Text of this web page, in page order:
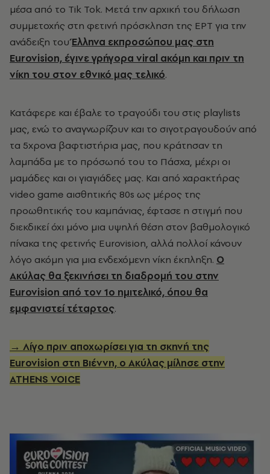
μέσα από το Tik Tok. Μετά την αρχική του δήλωση
συμμετοχής στη φετινή πρόσκληση της ΕΡΤ για την
ανάδειξη τουΈλληνα εκπροσώπου μας στη
Eurovision, έγινε γρήγορα viral ακόμη και πριν τη
νίκη του στον εθνικό μας τελικό.
Κατάφερε και έβαλε το τραγούδι του στις playlists
μας, ενώ το αναγνωρίζουν και το σιγοτραγουδούν από
τα 5χρονα βαφτιστήρια μας, που κράτησαν τη
λαμπάδα με το πρόσωπό του το Πάσχα, μέχρι οι
μαμάδες και οι γιαγιάδες μας. Και από χαρακτήρας
video game αισθητικής 80s ως μέρος της
προωθητικής του καμπάνιας, έφτασε η στιγμή που
διεκδικεί όχι μόνο μια υψηλή θέση στον βαθμολογικό
πίνακα της φετινής Eurovision, αλλά πολλοί κάνουν
λόγο ακόμη για μια ενδεχόμενη νίκη έκπληξη. Ο
Ακύλας θα ξεκινήσει τη διαδρομή του στην
Eurovision από τον 1ο ημιτελικό, όπου θα
εμφανιστεί τέταρτος.
→ Λίγο πριν αποχωρίσει για τη σκηνή της
Eurovision στη Βιέννη, ο Ακύλας μίλησε στην
ATHENS VOICE